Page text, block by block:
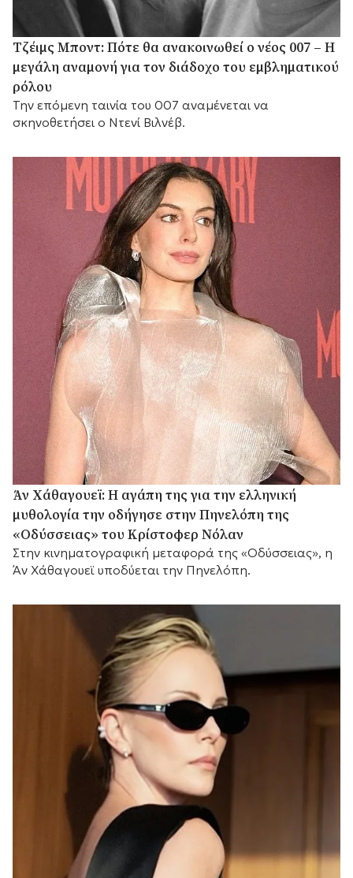
Τζέιμς Μποντ: Πότε θα ανακοινωθεί ο νέος 007 – Η
μεγάλη αναμονή για τον διάδοχο του εμβληματικού
ρόλου
Την επόμενη ταινία του 007 αναμένεται να
σκηνοθετήσει ο Ντενί Βιλνέβ.
Άν Χάθαγουεϊ: Η αγάπη της για την ελληνική
μυθολογία την οδήγησε στην Πηνελόπη της
«Οδύσσειας» του Κρίστοφερ Νόλαν
Στην κινηματογραφική μεταφορά της «Οδύσσειας», η
Άν Χάθαγουεϊ υποδύεται την Πηνελόπη.